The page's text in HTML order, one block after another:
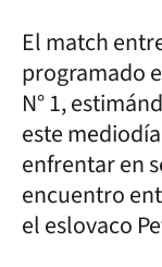
El match
programado
N° 1,
este
enfrentar en
encuentro
el eslovaco